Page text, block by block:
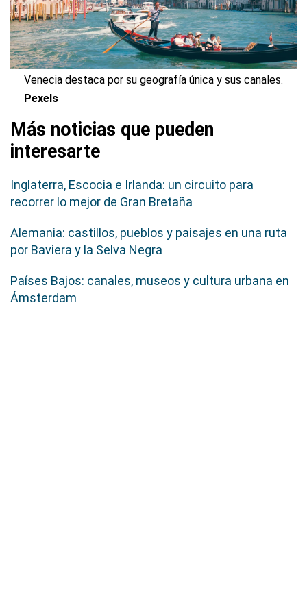
Venecia destaca por su geografía única y sus canales.
Pexels
Más noticias que pueden
interesarte
Inglaterra, Escocia e Irlanda: un circuito para
recorrer lo mejor de Gran Bretaña
Alemania: castillos, pueblos y paisajes en una ruta
por Baviera y la Selva Negra
Países Bajos: canales, museos y cultura urbana en
Ámsterdam